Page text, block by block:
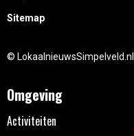
Sitemap
© LokaalnieuwsSimpelveld.nl
Omgeving
Activiteiten